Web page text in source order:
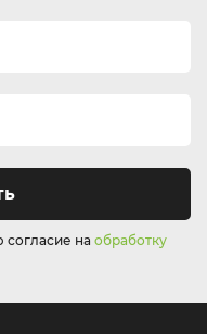
согласие на обработку